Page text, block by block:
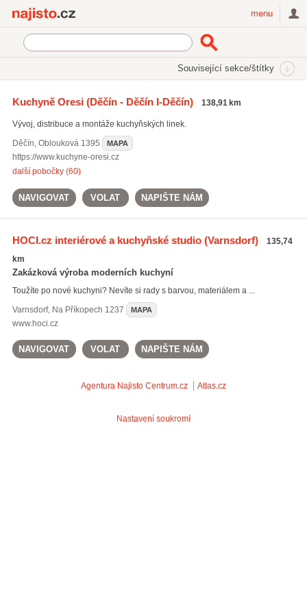
menu
Související sekce/štítky
Kuchyně Oresi(Děčín - Děčín I-Děčín) 138,91 km
Vývoj, distribuce a montáže kuchyňských linek.
Děčín, Oblouková 1395 MAPA
https://www.kuchyne-oresi.cz
další pobočky (60)
NAVIGOVAT VOLAT NAPIŠTE NÁM
HOCI.cz interiérové a kuchyňské studio(Varnsdorf)
135,74
km
Zakázková výroba moderních kuchyní
Toužíte po nové kuchyni? Nevíte si rady s barvou, materiálem a ...
Varnsdorf, Na Příkopech 1237 MAPA
www.hoci.cz
NAVIGOVAT VOLAT NAPIŠTE NÁM
Agentura Najisto Centrum.cz Atlas.cz
Nastavení soukromí